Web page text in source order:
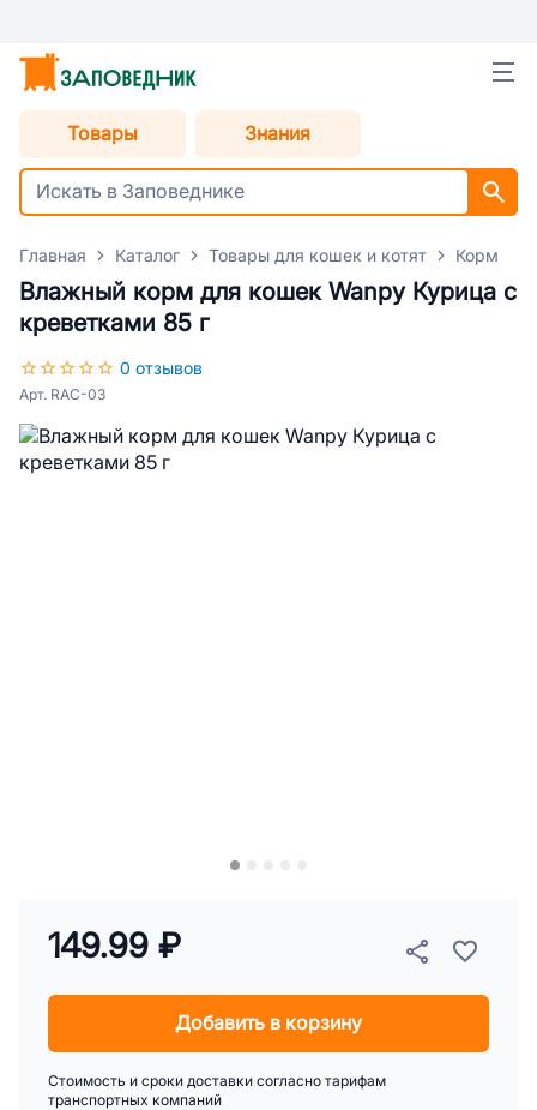
Товары Знания
Главная Каталог Товары для кошек и котят Корм
Влажный корм для кошек Wanpy Курица с
креветками 85 г
0 отзывов
Арт. RAC-03
149.99 ₽
Добавить в корзину
Стоимость и сроки доставки согласно тарифам
транспортных компаний